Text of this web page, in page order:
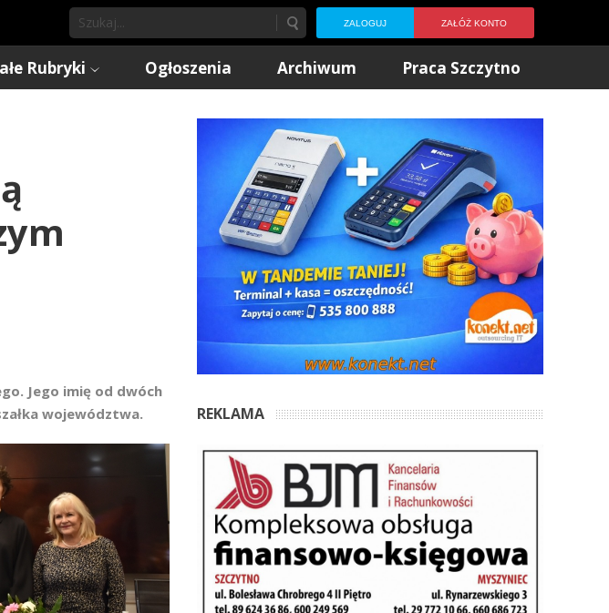
ZALOGUJ ZAŁÓŻ KONTO
Rubryki Ogłoszenia Archiwum Praca Szczytno
Jego imię od dwóch
województwa.
REKLAMA